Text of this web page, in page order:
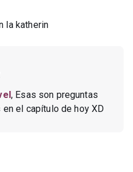
la katherin
, Esas son preguntas
el capítulo de hoy XD